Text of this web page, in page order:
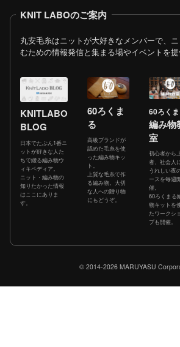
KNIT LABOのご案内
丸安毛糸はニットが大好きなメンバーで、
むための情報発信と集まる場やイベントを提
KNITLABO
BLOG
日本でたぶん1番ニ
ットが好きな人た
ちで綴る編み物ウ
ィキペディア。
ニット・編み物の
知りたかった情報
はここにありま
す。
60ろくま
る
高級ブランドが
認めた毛糸を使
った編み物キッ
ト。
上質な毛糸で作
る編み物。大切
な人への贈り物
にもどうぞ。
60ろく
編み物
室
初心者から
者、社会人
うれしい夜
ースを毎週
催。
60ろくまる
物キットを
たワークシ
プも開催。
© 2014-2026 MARUYASU